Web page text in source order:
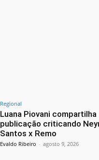
Regional
Luana Piovani compartilha
publicação criticando
Santos x Remo
Evaldo Ribeiro - agosto 9, 2026